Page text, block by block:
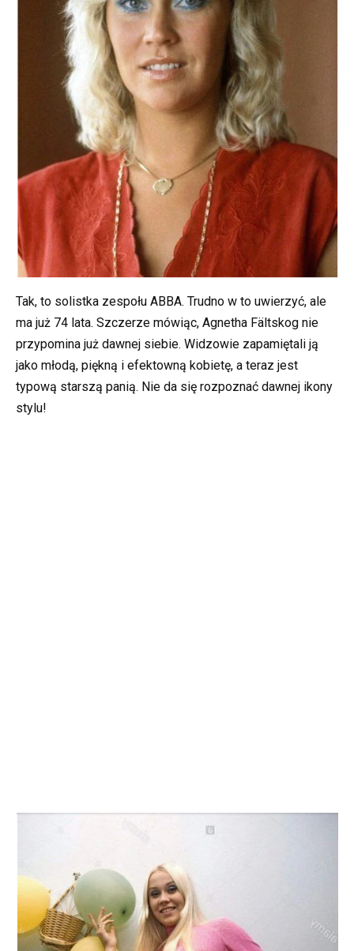
Tak, to solistka zespołu ABBA. Trudno w to uwierzyć, ale
ma już 74 lata. Szczerze mówiąc, Agnetha Fältskog nie
przypomina już dawnej siebie. Widzowie zapamiętali ją
jako młodą, piękną i efektowną kobietę, a teraz jest
typową starszą panią. Nie da się rozpoznać dawnej ikony
stylu!